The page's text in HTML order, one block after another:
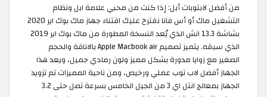
من أفضل لابتوبات أبل: إذا كنت من محبي علامة ابل ونظام
التشغيل ماك أو أس فانا نقترح عليك اقتناء جهاز ماك بوك اير 2020
بشاشة 13.3 انش الذي يُعد النسخة المطورة من ماك بوك اير 2019
الذي سبقه. يتميز تصميم Apple Macbook air بالاناقة والحجم
الصغير مع زوايا مدورة بشكل مميز ولون رمادي جميل، ويعد هذا
الجهاز أفضل لاب توب عملي ورخيص، ومن ناحية المميزات تم تزويد
الجهاز بمعالج انتل اي 3 من الجيل الخامس بسرعة تصل حتى 3.2